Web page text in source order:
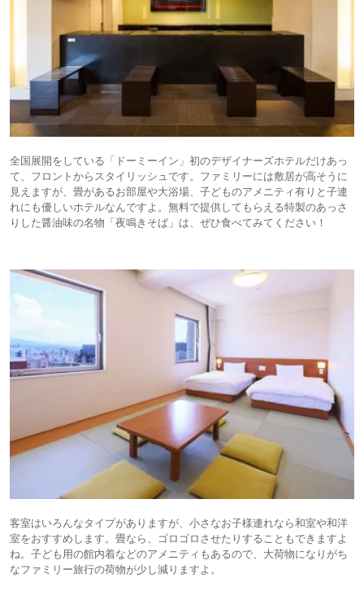
全国展開をしている「ドーミーイン」初のデザイナーズホテルだけあっ
て、フロントからスタイリッシュです。ファミリーには敷居が⾼そうに
⾒えますが、畳があるお部屋や大浴場、子どものアメニティ有りと⼦連
れにも優しいホテルなんですよ。無料で提供してもらえる特製のあっさ
りした醤油味の名物「夜鳴きそば」は、ぜひ食べてみてください！
客室はいろんなタイプがありますが、小さなお子様連れなら和室や和洋
室をおすすめします。畳なら、ゴロゴロさせたりすることもできますよ
ね。子ども用の館内着などのアメニティもあるので、大荷物になりがち
なファミリー旅行の荷物が少し減りますよ。